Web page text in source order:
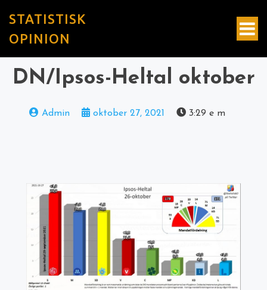
STATISTISK
OPINION
DN/Ipsos-Heltal oktober
Admin oktober 27, 2021 3:29 e m